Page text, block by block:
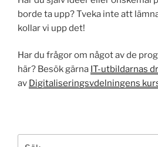
borde ta upp? Tveka inte att
kollar vi upp det!
Har du frågor om något av de
här? Besök gärna IT-utbildarnas
av Digitaliseringsvdelningens